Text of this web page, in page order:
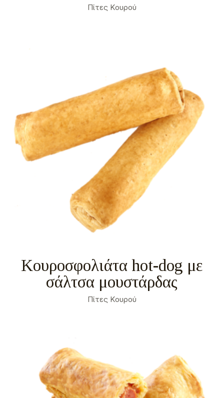
Πίτες Κουρού
Κουροσφολιάτα hot-dog με
σάλτσα μουστάρδας
Πίτες Κουρού